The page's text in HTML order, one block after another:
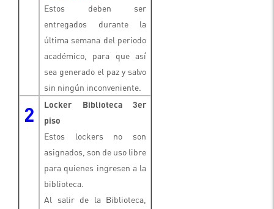
Estos deben ser
entregados durante la
última semana del periodo
académico, para que así
sea generado el paz y salvo
sin ningún inconveniente.
2
Locker Biblioteca 3er
piso
Estos lockers no son
asignados, son de uso libre
para quienes ingresen a la
biblioteca.
Al salir de la Biblioteca,